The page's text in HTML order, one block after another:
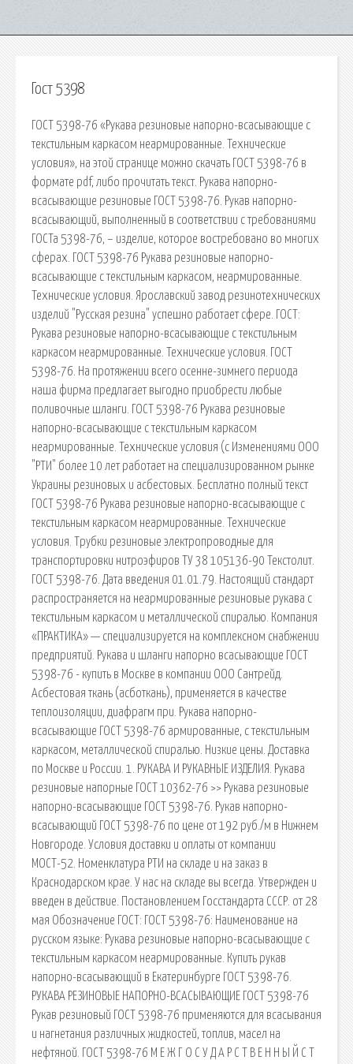
Гост 5398
ГОСТ 5398-76 «Рукава резиновые напорно-всасывающие с
текстильным каркасом неармированные. Технические
условия», на этой странице можно скачать ГОСТ 5398-76 в
формате pdf, либо прочитать текст. Рукава напорно-
всасывающие резиновые ГОСТ 5398-76. Рукав напорно-
всасывающий, выполненный в соответствии с требованиями
ГОСТа 5398-76, – изделие, которое востребовано во многих
сферах. ГОСТ 5398-76 Рукава резиновые напорно-
всасывающие с текстильным каркасом, неармированные.
Технические условия. Ярославский завод резинотехнических
изделий "Русская резина" успешно работает сфере. ГОСТ:
Рукава резиновые напорно-всасывающие с текстильным
каркасом неармированные. Технические условия. ГОСТ
5398-76. На протяжении всего осенне-зимнего периода
наша фирма предлагает выгодно приобрести любые
поливочные шланги. ГОСТ 5398-76 Рукава резиновые
напорно-всасывающие с текстильным каркасом
неармированные. Технические условия (с Изменениями ООО
"РТИ" более 10 лет работает на специализированном рынке
Украины резиновых и асбестовых. Бесплатно полный текст
ГОСТ 5398-76 Рукава резиновые напорно-всасывающие с
текстильным каркасом неармированные. Технические
условия. Трубки резиновые электропроводные для
транспортировки нитроэфиров ТУ 38 105136-90 Текстолит.
ГОСТ 5398-76. Дата введения 01.01.79. Настоящий стандарт
распространяется на неармированные резиновые рукава с
текстильным каркасом и металлической спиралью. Компания
«ПРАКТИКА» — специализируется на комплексном снабжении
предприятий. Рукава и шланги напорно всасывающие ГОСТ
5398-76 - купить в Москве в компании ООО Сантрейд.
Асбестовая ткань (асботкань), применяется в качестве
теплоизоляции, диафрагм при. Рукава напорно-
всасывающие ГОСТ 5398-76 армированные, с текстильным
каркасом, металлической спиралью. Низкие цены. Доставка
по Москве и России. 1. РУКАВА И РУКАВНЫЕ ИЗДЕЛИЯ. Рукава
резиновые напорные ГОСТ 10362-76 >> Рукава резиновые
напорно-всасывающие ГОСТ 5398-76. Рукав напорно-
всасывающий ГОСТ 5398-76 по цене от 192 руб./м в Нижнем
Новгороде. Условия доставки и оплаты от компании
МОСТ-52. Номенклатура РТИ на складе и на заказ в
Краснодарском крае. У нас на складе вы всегда. Утвержден и
введен в действие. Постановлением Госстандарта СССР. от 28
мая Обозначение ГОСТ: ГОСТ 5398-76: Наименование на
русском языке: Рукава резиновые напорно-всасывающие с
текстильным каркасом неармированные. Купить рукав
напорно-всасывающий в Екатеринбурге ГОСТ 5398-76.
РУКАВА РЕЗИНОВЫЕ НАПОРНО-ВСАСЫВАЮЩИЕ ГОСТ 5398-76
Рукав резиновый ГОСТ 5398-76 применяются для всасывания
и нагнетания различных жидкостей, топлив, масел на
нефтяной. ГОСТ 5398-76 М Е Ж Г О С У Д А Р С Т В Е Н Н Ы Й С Т